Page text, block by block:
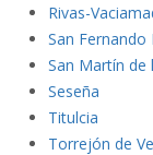
Rivas-
San Fernando
San Martín de
Seseña
Titulcia
Torrejón de